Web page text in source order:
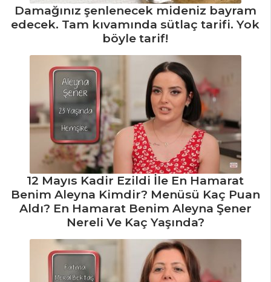
Damağınız şenlenecek mideniz bayram
edecek. Tam kıvamında sütlaç tarifi. Yok
böyle tarif!
12 Mayıs Kadir Ezildi İle En Hamarat
Benim Aleyna Kimdir? Menüsü Kaç Puan
Aldı? En Hamarat Benim Aleyna Şener
Nereli Ve Kaç Yaşında?